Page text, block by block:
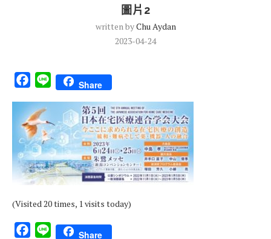
圖片2
written byChu Aydan
2023-04-24
Facebook
Line Share
(Visited 20 times, 1 visits today)
Facebook
Line Share